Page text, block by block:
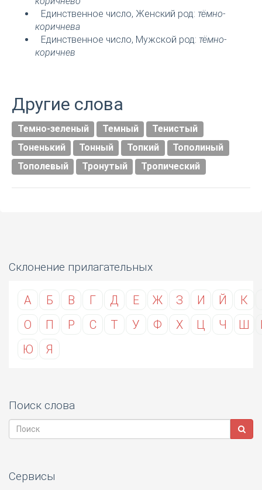
Единственное число, Женский род: тёмно-
коричнева
Единственное число, Мужской род: тёмно-
коричнев
Другие слова
Темно-зеленый Темный
Тенистый
Тоненький
Тонный Топкий
Тополиный
Тополевый
Тронутый Тропический
Склонение прилагательных
А Б В Г Д Е Ж З И Й К
О
П Р С Т У Ф Х Ц Ч Ш
Ю
Я
Поиск слова
Сервисы